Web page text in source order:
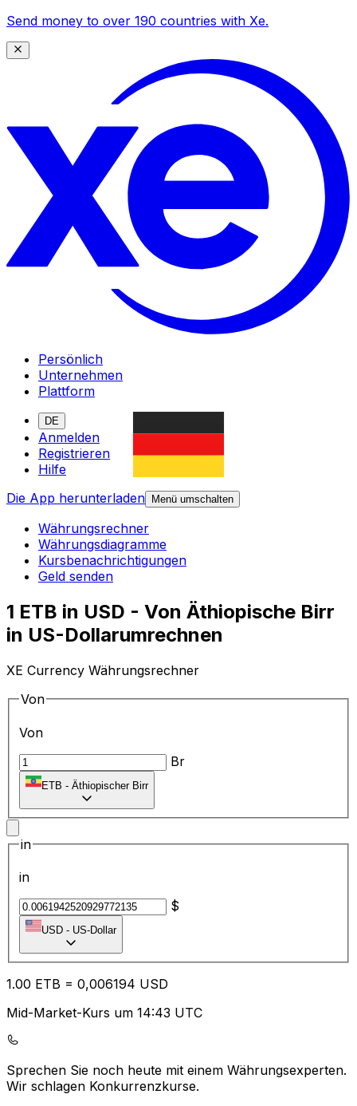
Send money to over 190 countries with Xe.
Persönlich
Unternehmen
Plattform
DE
Anmelden
Registrieren
Hilfe
Die App herunterladen
Menü umschalten
Währungsrechner
Währungsdiagramme
Kursbenachrichtigungen
Geld senden
1 ETB in USD - Von Äthiopische Birr
in US-Dollarumrechnen
XE Currency Währungsrechner
Von
Von
Br
ETB - Äthiopischer Birr
in
in
$
USD - US-Dollar
1.00 ETB = 0,006194 USD
Mid-Market-Kurs um 14:43 UTC
Sprechen Sie noch heute mit einem Währungsexperten.
Wir schlagen Konkurrenzkurse.